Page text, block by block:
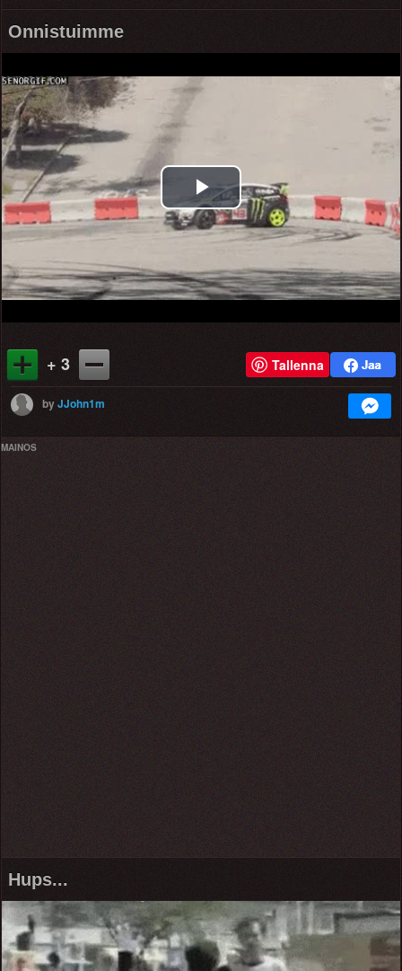
Onnistuimme
Play
Video
+ 3 Tallenna
byJJohn1m
MAINOS
Hups...